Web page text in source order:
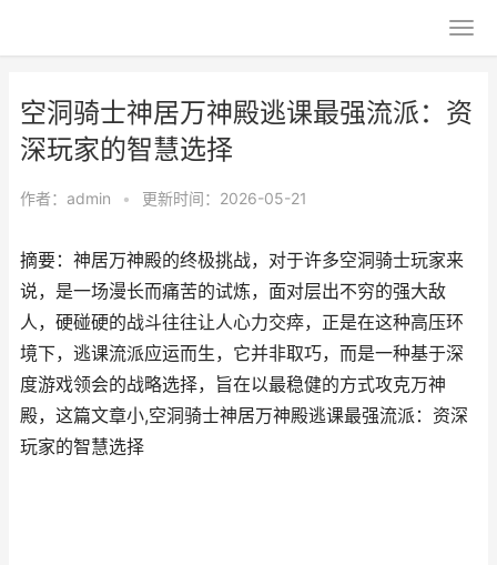
空洞骑士神居万神殿逃课最强流派：资
深玩家的智慧选择
作者： admin • 更新时间：2026-05-21
摘要：神居万神殿的终极挑战，对于许多空洞骑士玩家来
说，是一场漫长而痛苦的试炼，面对层出不穷的强大敌
人，硬碰硬的战斗往往让人心力交瘁，正是在这种高压环
境下，逃课流派应运而生，它并非取巧，而是一种基于深
度游戏领会的战略选择，旨在以最稳健的方式攻克万神
殿，这篇文章小,空洞骑士神居万神殿逃课最强流派：资深
玩家的智慧选择